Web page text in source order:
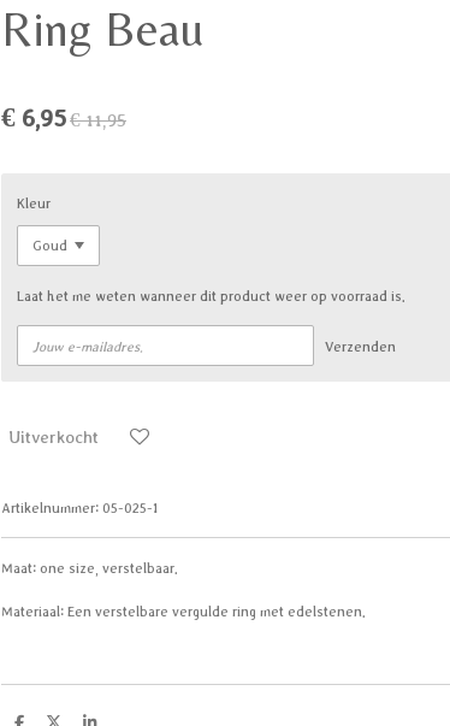
Ring Beau
€ 6,95€ 11,95
Kleur
Laat het me weten wanneer dit product weer op voorraad is.
Verzenden
Uitverkocht
Artikelnummer: 05-025-1
Maat: one size, verstelbaar.
Materiaal: Een verstelbare vergulde ring met edelstenen.